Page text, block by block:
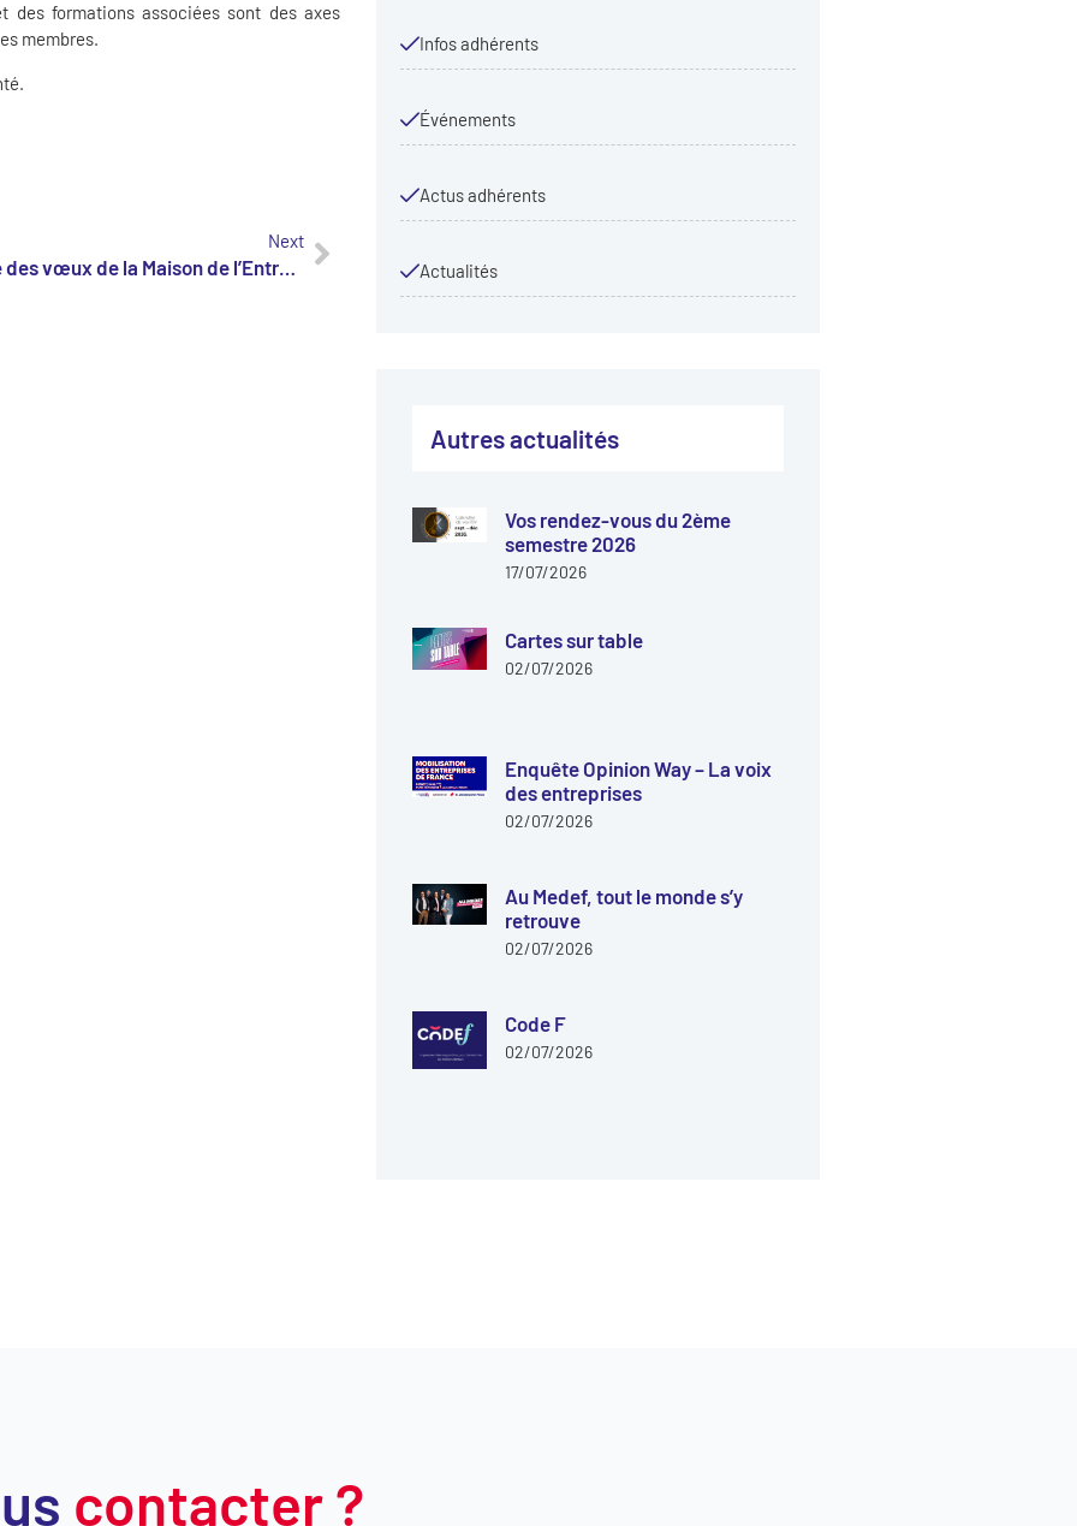
des formations associées sont des axes
membres.
Next
Cérémonie des vœux de la Maison de l’Entreprise au monde économique
Infos adhérents
Événements
Actus adhérents
Actualités
Autres actualités
Vos rendez-vous du 2ème
semestre 2026
17/07/2026
Cartes sur table
02/07/2026
Enquête Opinion Way – La voix
des entreprises
02/07/2026
Au Medef, tout le monde s’y
retrouve
02/07/2026
Code F
02/07/2026
contacter ?